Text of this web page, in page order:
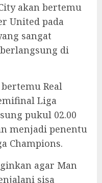
akan bertemu
United pada
sangat
di
Real
Liga
pukul 02.00
menjadi penentu
Champions.
agar Man
sisa